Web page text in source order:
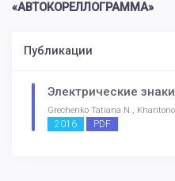
«АВТОКОРЕЛЛОГРАММА»
Публикации
Электрические
Grechenko Tatiana N.,
2016 PDF